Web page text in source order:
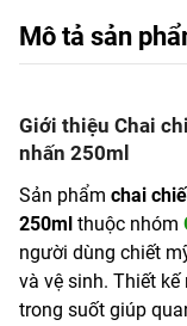
Mô tả sản
Giới thiệu Chai
nhấn 250ml
Sản phẩm chai
250ml thuộc nhóm
người dùng chiết
và vệ sinh. Thiết
trong suốt giúp